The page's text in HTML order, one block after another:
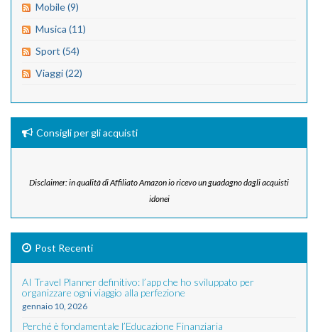
Mobile (9)
Musica (11)
Sport (54)
Viaggi (22)
Consigli per gli acquisti
Disclaimer: in qualità di Affiliato Amazon io ricevo un guadagno dagli acquisti
idonei
Post Recenti
AI Travel Planner definitivo: l’app che ho sviluppato per
organizzare ogni viaggio alla perfezione
gennaio 10, 2026
Perché è fondamentale l’Educazione Finanziaria